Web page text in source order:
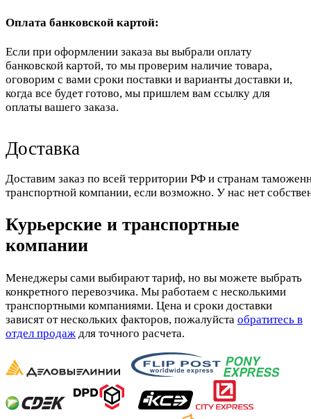
Оплата банковской картой:
Если при оформлении заказа вы выбрали оплату
банковской картой, то мы проверим наличие товара,
оговорим с вами сроки поставки и варианты доставки и,
когда все будет готово, мы пришлем вам ссылку для
оплаты вашего заказа.
Доставка
Доставим заказ по всей территории РФ и странам
транспортной компании, если возможно. У нас нет
Курьерские и транспортные
компании
Менеджеры сами выбирают тариф, но вы можете выбрать
конкретного перевозчика. Мы работаем с несколькими
транспортными компаниями. Цена и сроки доставки
зависят от нескольких факторов, пожалуйста обратитесь в
отдел продаж для точного расчета.